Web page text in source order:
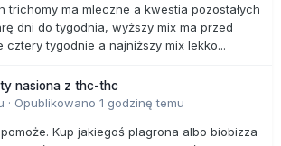
trichomy ma mleczne a kwestia pozostałych
dni do tygodnia, wyższy mix ma przed
cztery tygodnie a najniższy mix lekko...
nasiona z thc-thc
· Opublikowano 1 godzinę temu
Kup jakiegoś plagrona albo biobizza